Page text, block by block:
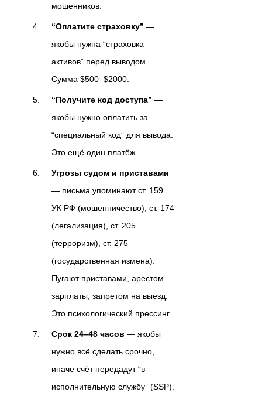
мошенников.
“Оплатите страховку” —
якобы нужна “страховка
активов” перед выводом.
Сумма $500–$2000.
“Получите код доступа” —
якобы нужно оплатить за
“специальный код” для вывода.
Это ещё один платёж.
Угрозы судом и приставами
— письма упоминают ст. 159
УК РФ (мошенничество), ст. 174
(легализация), ст. 205
(терроризм), ст. 275
(государственная измена).
Пугают приставами, арестом
зарплаты, запретом на выезд.
Это психологический прессинг.
Срок 24–48 часов — якобы
нужно всё сделать срочно,
иначе счёт передадут “в
исполнительную службу” (SSP).